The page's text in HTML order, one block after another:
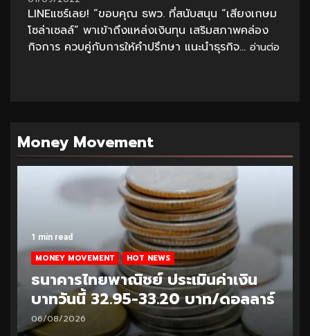
LINEแชร์เลย! “ขอบคุณ ธพว. ที่สนับสนุน “เสียงเกษม
โซล่าเซลล์” พาเข้าถึงแหล่งเงินทุน เสริมสภาพคล่อง
กิจการ ควบคู่กับการให้คำปรึกษา แนะนำธุรกิจ... อ่านต่อ
Money Movement
1 min read
MONEY MOVEMENT HOT NEWS
ธนาคารไทยพาณิชย์ ประเมินค่าเงิน
บาทวันนี้ 32.95-33.20 บาท/ดอลลาร์
06/08/2026